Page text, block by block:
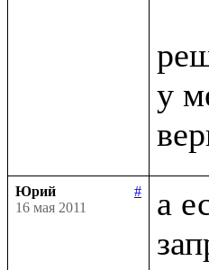
у
Юрий
#
16 мая 2011
а